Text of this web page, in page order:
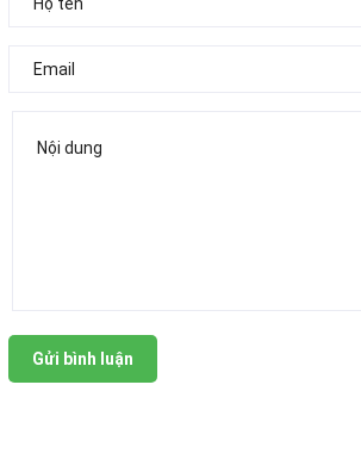
Gửi bình luận